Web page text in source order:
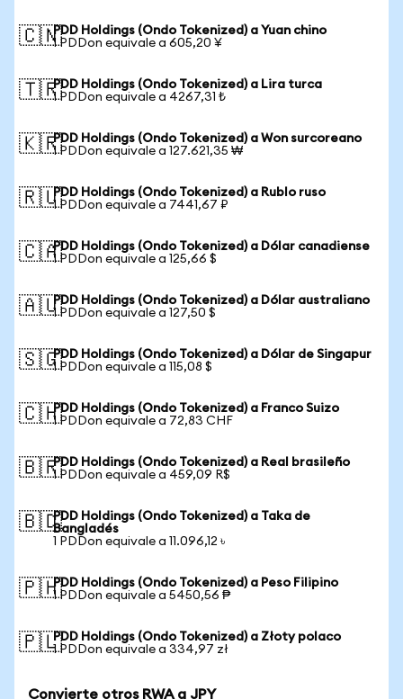
🇨🇳PDD Holdings (Ondo Tokenized) a Yuan chino
1 PDDon equivale a 605,20 ¥
🇹🇷PDD Holdings (Ondo Tokenized) a Lira turca
1 PDDon equivale a 4267,31 ₺
🇰🇷PDD Holdings (Ondo Tokenized) a Won surcoreano
1 PDDon equivale a 127.621,35 ₩
🇷🇺PDD Holdings (Ondo Tokenized) a Rublo ruso
1 PDDon equivale a 7441,67 ₽
🇨🇦PDD Holdings (Ondo Tokenized) a Dólar canadiense
1 PDDon equivale a 125,66 $
🇦🇺PDD Holdings (Ondo Tokenized) a Dólar australiano
1 PDDon equivale a 127,50 $
🇸🇬PDD Holdings (Ondo Tokenized) a Dólar de Singapur
1 PDDon equivale a 115,08 $
🇨🇭PDD Holdings (Ondo Tokenized) a Franco Suizo
1 PDDon equivale a 72,83 CHF
🇧🇷PDD Holdings (Ondo Tokenized) a Real brasileño
1 PDDon equivale a 459,09 R$
🇧🇩PDD Holdings (Ondo Tokenized) a Taka de
Bangladés
1 PDDon equivale a 11.096,12 ৳
🇵🇭PDD Holdings (Ondo Tokenized) a Peso Filipino
1 PDDon equivale a 5450,56 ₱
🇵🇱PDD Holdings (Ondo Tokenized) a Złoty polaco
1 PDDon equivale a 334,97 zł
Convierte otros RWA a JPY